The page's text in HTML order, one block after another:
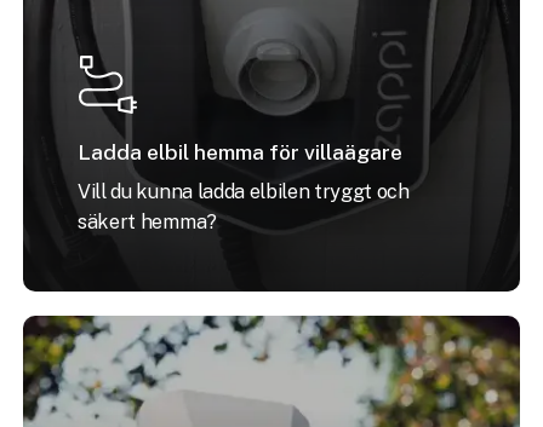
Ladda elbil hemma för villaägare
Vill du kunna ladda elbilen tryggt och
säkert hemma?